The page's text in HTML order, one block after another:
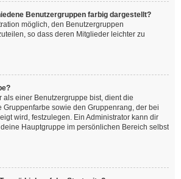
Benutzergruppen farbig dargestellt?
möglich, den Benutzergruppen
so dass deren Mitglieder leichter zu
als einer Benutzergruppe bist, dient die
Gruppenfarbe sowie den Gruppenrang, der bei
wird, festzulegen. Ein Administrator kann dir
Hauptgruppe im persönlichen Bereich selbst